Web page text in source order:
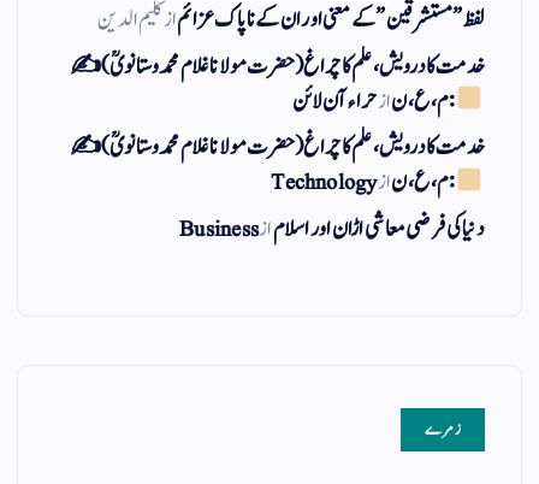
لفظ ” مستشرقین ” کے معنی اور ان کے نا پاک عزائمازکلیم الدین
خدمت کا درویش، علم کا چراغ(حضرت مولانا غلام محمد وستانویؒ)✍
: م ، ع ، نازحراء آن لائن
خدمت کا درویش، علم کا چراغ(حضرت مولانا غلام محمد وستانویؒ)✍
: م ، ع ، نازTechnology
دنیا کی فرضی معاشی اڑان اور اسلامازBusiness
زمرے